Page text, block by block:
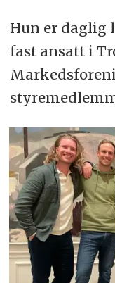
Hun er daglig
fast ansatt i